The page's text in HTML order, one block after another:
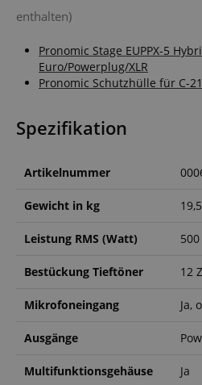
enthalten)
Pronomic Stage EUPPX-5
Euro/Powerplug/XLR
Pronomic Schutzhülle für C-
Spezifikation
Artikelnummer
Gewicht in kg 19,5
Leistung RMS (Watt) 500
Bestückung Tieftöner 12
Mikrofoneingang Ja,
Ausgänge
Multifunktionsgehäuse Ja